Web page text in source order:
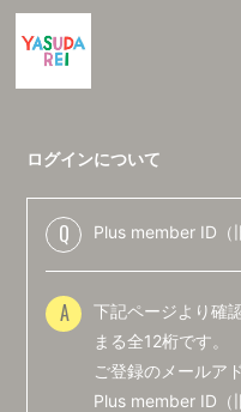
N
ログインについて
Q Plus member ID（
A
下記ページより確
まる全12桁です。
ご登録のメールア
Plus member ID（